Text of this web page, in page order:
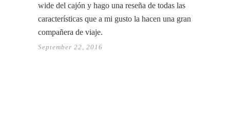
wide del cajón y hago una reseña de todas las
características que a mi gusto la hacen una gran
compañera de viaje.
September 22, 2016